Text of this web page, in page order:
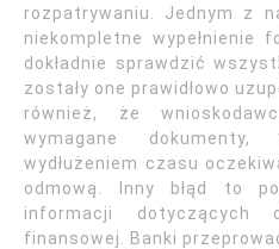
rozpatrywaniu. Jednym z
niekompletne wypełnienie
dokładnie sprawdzić
zostały one prawidłowo
również, że
wymagane
wydłużeniem czasu
odmową. Inny błąd to
informacji dotyczących
finansowej. Banki